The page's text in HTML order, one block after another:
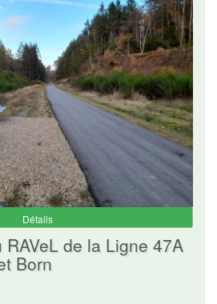
Détails
de la Ligne 47A
Born